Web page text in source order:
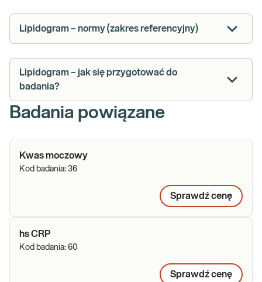
Lipidogram – normy (zakres referencyjny)
Lipidogram – jak się przygotować do
badania?
Badania powiązane
Kwas moczowy
Kod badania: 36
Sprawdź cenę
hs CRP
Kod badania: 60
Sprawdź cenę